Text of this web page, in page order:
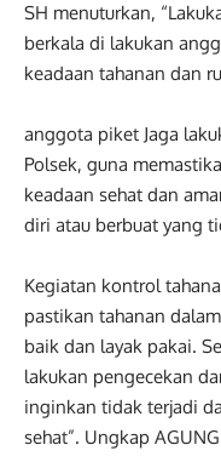
SH menuturkan,
berkala di lakukan
keadaan tahanan dan
anggota piket Jaga
Polsek, guna
keadaan sehat dan
diri atau berbuat yang
Kegiatan kontrol
pastikan tahanan
baik dan layak pakai.
lakukan pengecekan
inginkan tidak terjadi
sehat”. Ungkap